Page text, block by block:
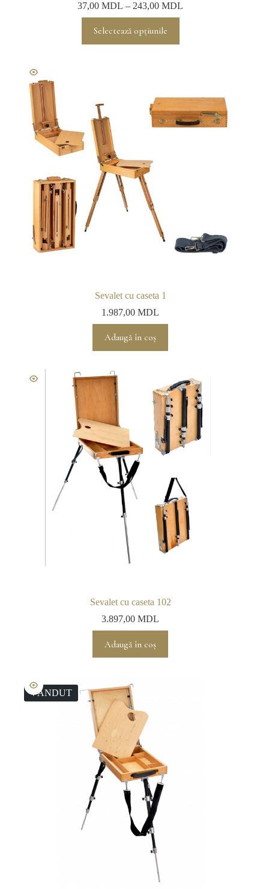
37,00MDL – 243,00MDL
Selectează opțiunile
produs
are
Sevalet cu caseta 1
1.987,00MDL
Adaugă în coș
Sevalet cu caseta 102
3.897,00MDL
Adaugă în coș
VÂNDUT